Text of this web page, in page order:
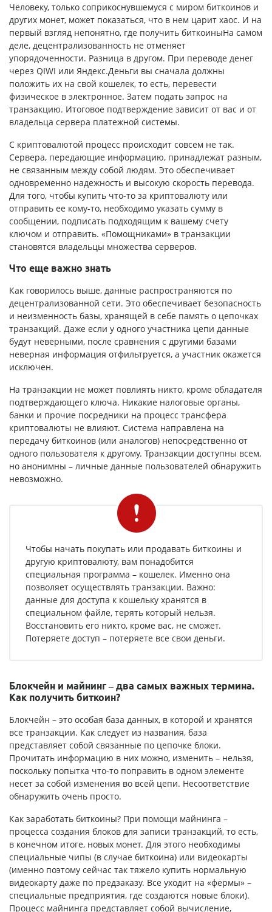
Человеку, только соприкоснувшемуся с миром биткоинов и
других монет, может показаться, что в нем царит хаос. И на
первый взгляд непонятно, где получить биткоиныНа самом
деле, децентрализованность не отменяет
упорядоченности. Разница в другом. При переводе денег
через QIWI или Яндекс.Деньги вы сначала должны
положить их на свой кошелек, то есть, перевести
физическое в электронное. Затем подать запрос на
транзакцию. Итоговое подтверждение зависит от вас и от
владельца сервера платежной системы.
С криптовалютой процесс происходит совсем не так.
Сервера, передающие информацию, принадлежат разным,
не связанным между собой людям. Это обеспечивает
одновременно надежность и высокую скорость перевода.
Для того, чтобы купить что-то за криптовалюту или
отправить ее кому-то, необходимо указать сумму в
сообщении, подписать подходящим к вашему счету
ключом и отправить. «Помощниками» в транзакции
становятся владельцы множества серверов.
Что еще важно знать
Как говорилось выше, данные распространяются по
децентрализованной сети. Это обеспечивает безопасность
и неизменность базы, хранящей в себе память о цепочках
транзакций. Даже если у одного участника цепи данные
будут неверными, после сравнения с другими базами
неверная информация отфильтруется, а участник окажется
исключен.
На транзакции не может повлиять никто, кроме обладателя
подтверждающего ключа. Никакие налоговые органы,
банки и прочие посредники на процесс трансфера
криптовалюты не влияют. Система направлена на
передачу биткоинов (или аналогов) непосредственно от
одного пользователя к другому. Транзакции доступны всем,
но анонимны – личные данные пользователей обнаружить
невозможно.
Чтобы начать покупать или продавать биткоины и
другую криптовалюту, вам понадобится
специальная программа – кошелек. Именно она
позволяет осуществлять транзакции. Важно:
данные для доступа к кошельку хранятся в
специальном файле, терять который нельзя.
Восстановить его никто, кроме вас, не сможет.
Потеряете доступ – потеряете все свои деньги.
Блокчейн и майнинг – два самых важных термина.
Как получить биткоин?
Блокчейн – это особая база данных, в которой и хранятся
все транзакции. Как следует из названия, база
представляет собой связанные по цепочке блоки.
Прочитать информацию в них можно, изменить – нельзя,
поскольку попытка что-то поправить в одном элементе
несет за собой изменения во всей цепи. Несоответствие
обнаружить очень просто.
Как заработать биткоины? При помощи майнинга –
процесса создания блоков для записи транзакций, то есть,
в конечном итоге, новых монет. Для этого необходимы
специальные чипы (в случае биткоина) или видеокарты
(именно поэтому сейчас так тяжело купить нормальную
видеокарту даже по предзаказу. Все уходит на «фермы» –
специальные предприятия, где создаются новые блоки).
Процесс майнинга представляет собой вычисление,